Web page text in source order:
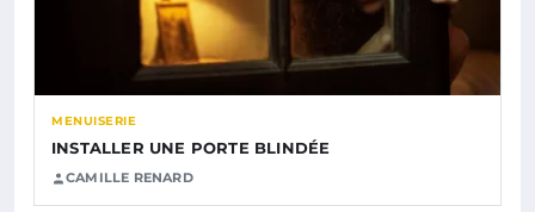
MENUISERIE
INSTALLER UNE PORTE BLINDÉE
CAMILLE RENARD